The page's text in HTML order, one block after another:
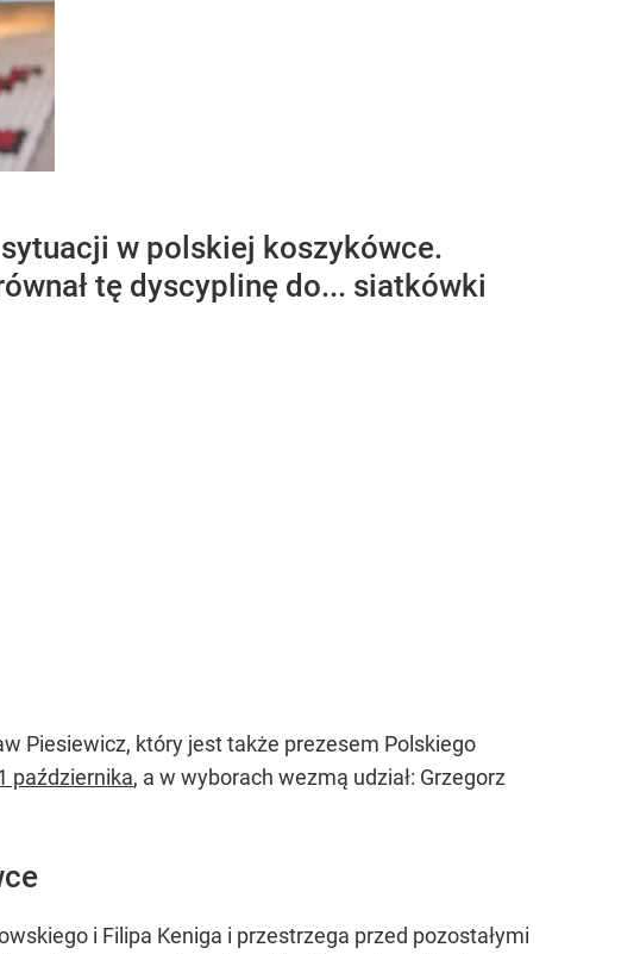
w polskiej koszykówce.
tę dyscyplinę do... siatkówki
Piesiewicz, który jest także prezesem Polskiego
października, a w wyborach wezmą udział: Grzegorz
i Filipa Keniga i przestrzega przed pozostałymi